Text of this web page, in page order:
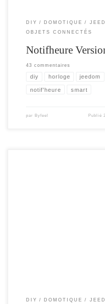
DIY DOMOTIQUE
OBJETS CONNECTÉS
Notifheure
43 commentaires
diy horloge jeedom
notif'heure smart
par Byfeel Publié
DIY DOMOTIQUE